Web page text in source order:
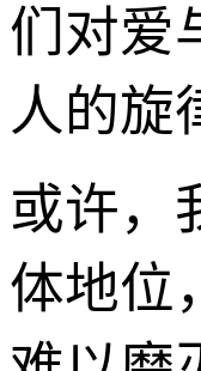
们对爱
人的旋
或许，
体地位